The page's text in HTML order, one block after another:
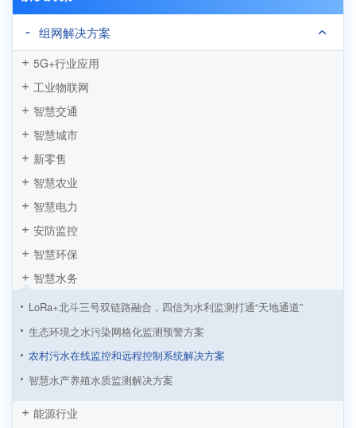
组网解决方案
5G+行业应用
工业物联网
智慧交通
智慧城市
新零售
智慧农业
智慧电力
安防监控
智慧环保
智慧水务
LoRa+北斗三号双链路融合，四信为水利监测打通“天地通道”
生态环境之水污染网格化监测预警方案
农村污水在线监控和远程控制系统解决方案
智慧水产养殖水质监测解决方案
能源行业